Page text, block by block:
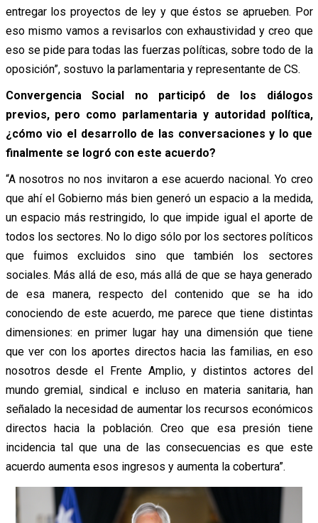
entregar los proyectos de ley y que éstos se aprueben. Por
eso mismo vamos a revisarlos con exhaustividad y creo que
eso se pide para todas las fuerzas políticas, sobre todo de la
oposición”, sostuvo la parlamentaria y representante de CS.
Convergencia Social no participó de los diálogos
previos, pero como parlamentaria y autoridad política,
¿cómo vio el desarrollo de las conversaciones y lo que
finalmente se logró con este acuerdo?
“A nosotros no nos invitaron a ese acuerdo nacional. Yo creo
que ahí el Gobierno más bien generó un espacio a la medida,
un espacio más restringido, lo que impide igual el aporte de
todos los sectores. No lo digo sólo por los sectores políticos
que fuimos excluidos sino que también los sectores
sociales. Más allá de eso, más allá de que se haya generado
de esa manera, respecto del contenido que se ha ido
conociendo de este acuerdo, me parece que tiene distintas
dimensiones: en primer lugar hay una dimensión que tiene
que ver con los aportes directos hacia las familias, en eso
nosotros desde el Frente Amplio, y distintos actores del
mundo gremial, sindical e incluso en materia sanitaria, han
señalado la necesidad de aumentar los recursos económicos
directos hacia la población. Creo que esa presión tiene
incidencia tal que una de las consecuencias es que este
acuerdo aumenta esos ingresos y aumenta la cobertura”.